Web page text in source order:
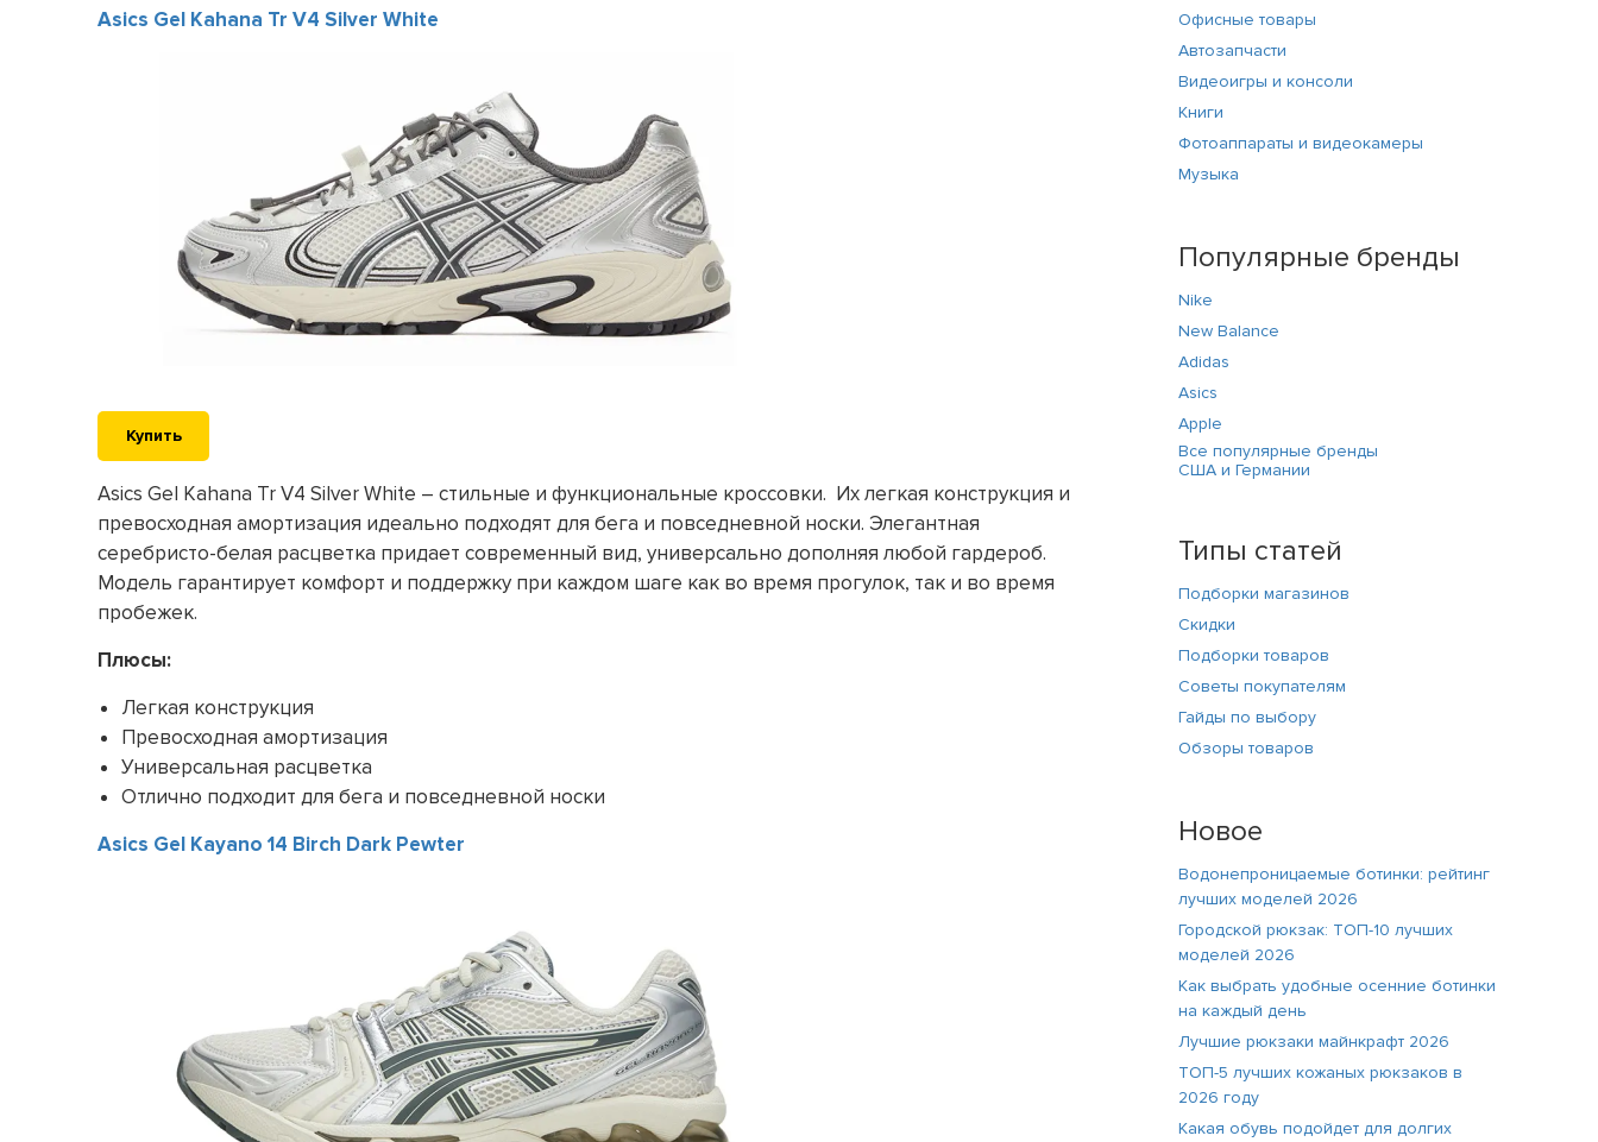
Asics Gel Kahana Tr V4 Silver White
Купить
Asics Gel Kahana Tr V4 Silver White – стильные и функциональные кроссовки. Их легкая конструкция и
превосходная амортизация идеально подходят для бега и повседневной носки. Элегантная
серебристо-белая расцветка придает современный вид, универсально дополняя любой гардероб.
Модель гарантирует комфорт и поддержку при каждом шаге как во время прогулок, так и во время
пробежек.
Плюсы:
Легкая конструкция
Превосходная амортизация
Универсальная расцветка
Отлично подходит для бега и повседневной носки
Asics Gel Kayano 14 Birch Dark Pewter
Офисные товары
Автозапчасти
Видеоигры и консоли
Книги
Фотоаппараты и видеокамеры
Музыка
Популярные бренды
Nike
New Balance
Adidas
Asics
Apple
Все популярные бренды
США и Германии
Типы статей
Подборки магазинов
Скидки
Подборки товаров
Советы покупателям
Гайды по выбору
Обзоры товаров
Новое
Водонепроницаемые ботинки: рейтинг
лучших моделей 2026
Городской рюкзак: ТОП-10 лучших
моделей 2026
Как выбрать удобные осенние ботинки
на каждый день
Лучшие рюкзаки майнкрафт 2026
ТОП-5 лучших кожаных рюкзаков в
2026 году
Какая обувь подойдет для долгих